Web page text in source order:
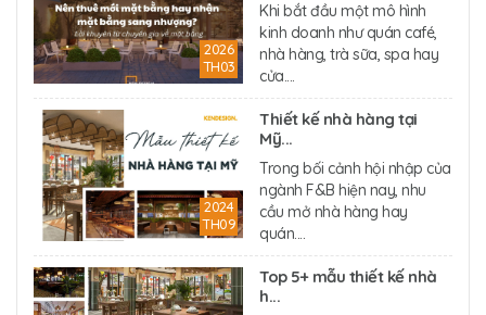
2026
TH03
Khi bắt đầu một mô hình
kinh doanh như quán café,
nhà hàng, trà sữa, spa hay
cửa....
2024
TH09
Thiết kế nhà hàng tại
Mỹ...
Trong bối cảnh hội nhập của
ngành F&B hiện nay, nhu
cầu mở nhà hàng hay
quán....
Top 5+ mẫu thiết kế nhà
h...